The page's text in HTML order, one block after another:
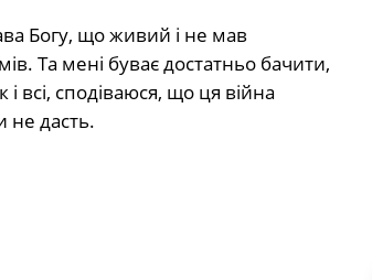
Богу, що живий і не мав
Та мені буває достатньо бачити,
всі, сподіваюся, що ця війна
не дасть.